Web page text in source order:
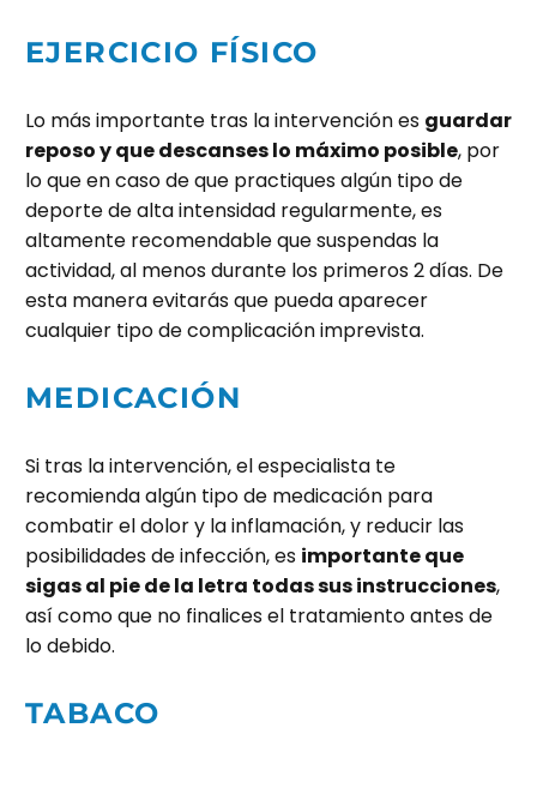
EJERCICIO FÍSICO
Lo más importante tras la intervención es guardar
reposo y que descanses lo máximo posible, por
lo que en caso de que practiques algún tipo de
deporte de alta intensidad regularmente, es
altamente recomendable que suspendas la
actividad, al menos durante los primeros 2 días. De
esta manera evitarás que pueda aparecer
cualquier tipo de complicación imprevista.
MEDICACIÓN
Si tras la intervención, el especialista te
recomienda algún tipo de medicación para
combatir el dolor y la inflamación, y reducir las
posibilidades de infección, es importante que
sigas al pie de la letra todas sus instrucciones,
así como que no finalices el tratamiento antes de
lo debido.
TABACO